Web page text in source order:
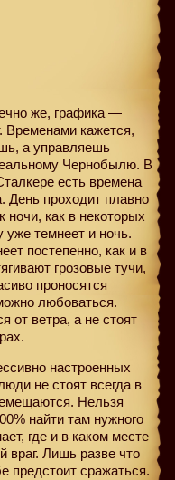
же, графика —
Временами кажется,
а управляешь
Чернобылю. В
есть времена
День проходит плавно
ночи, как в некоторых
уже темнеет и ночь.
постепенно, как и в
грозовые тучи,
проносятся
любоваться.
от ветра, а не стоят
настроенных
не стоят всегда в
Нельзя
найти там нужного
где и в каком месте
враг. Лишь разве что
предстоит сражаться.